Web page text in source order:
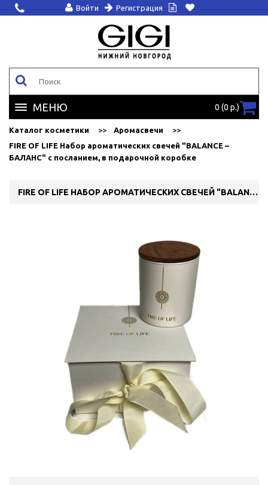
Войти Регистрация
МЕНЮ 0 (0 р.)
Каталог косметики
Аромасвечи
FIRE OF LIFE Набор ароматических свечей "BALANCE –
БАЛАНС" с посланием, в подарочной коробке
FIRE OF LIFE НАБОР АРОМАТИЧЕСКИХ СВЕЧЕЙ "BALANCE – БАЛАНС" С ПОСЛАНИЕМ, В ПОДАРОЧНОЙ КОРОБКЕ